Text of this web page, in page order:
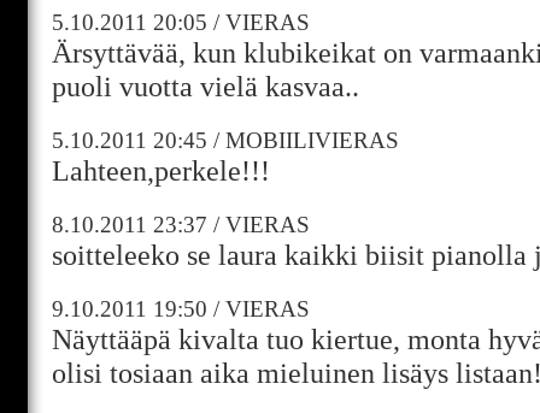
5.10.2011 20:05 /VIERAS
Ärsyttävää, kun klubikeikat on
puoli vuotta vielä kasvaa..
5.10.2011 20:45 /MOBIILIVIERAS
Lahteen,perkele!!!
8.10.2011 23:37 /VIERAS
soitteleeko se laura kaikki biisit pianolla
9.10.2011 19:50 /VIERAS
Näyttääpä kivalta tuo kiertue, monta
olisi tosiaan aika mieluinen lisäys